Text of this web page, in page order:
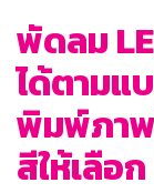
พัดลม
ได้ตามแ
พิมพ์ภาพ
สีให้เลือก